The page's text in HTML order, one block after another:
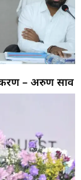
– अरुण साव